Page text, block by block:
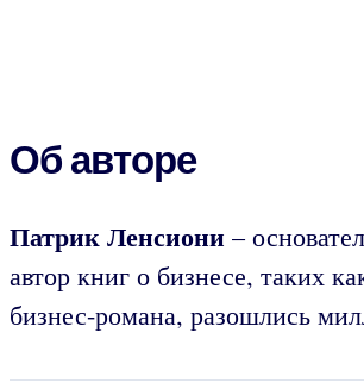
Об авторе
Патрик Ленсиони –
автор книг о бизнесе, таких
бизнес-романа, разошлись